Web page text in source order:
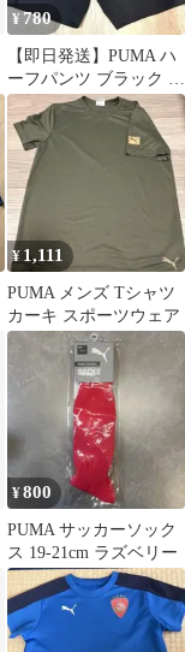
¥780
【即日発送】PUMA ハ
ーフパンツ ブラック ス
ポーツウェア 140
¥ 1,111
PUMA メンズ Tシャツ
カーキ スポーツウェア
¥800
PUMA サッカーソック
ス 19-21cm ラズベリー